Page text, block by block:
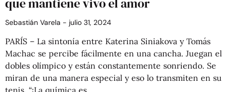
Sebastián Varela julio 31, 2024
PARÍS – La sintonía entre Katerina Siniakova y Tomás
Machac se percibe fácilmente en una cancha. Juegan el
dobles olímpico y están constantemente sonriendo. Se
miran de una manera especial y eso lo transmiten en su
tenis. “¡La química es